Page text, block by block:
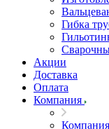
Гибка
Акции
Доставка
Оплата
Компания
Компания